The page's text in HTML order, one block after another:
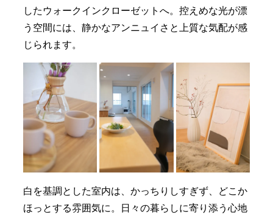
したウォークインクローゼットへ。控えめな光が漂
う空間には、静かなアンニュイさと上質な気配が感
じられます。
白を基調とした室内は、かっちりしすぎず、どこか
ほっとする雰囲気に。日々の暮らしに寄り添う心地